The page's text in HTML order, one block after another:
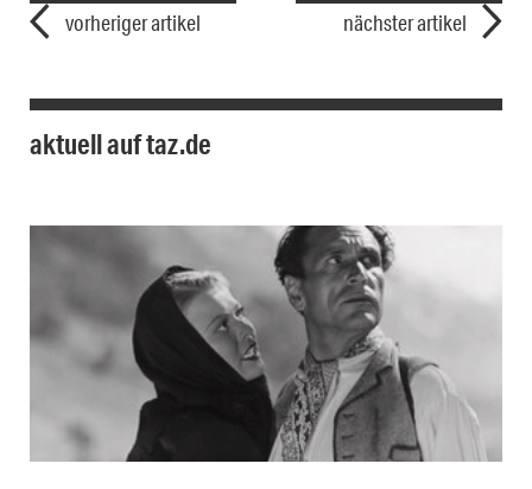
vorheriger artikel nächster artikel
aktuell auf taz.de